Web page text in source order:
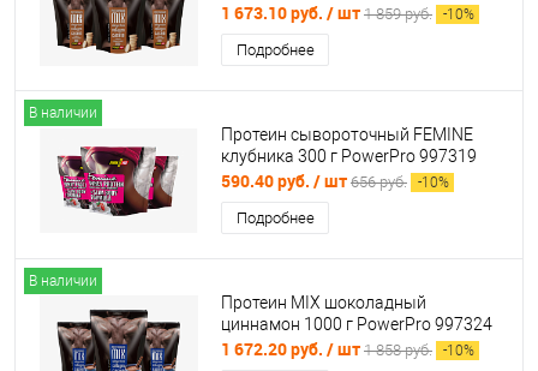
1 673.10 руб. / шт 1 859 руб. -10%
Подробнее
В наличии
Протеин сывороточный FEMINE
клубника 300 г PowerPro 997319
590.40 руб. / шт 656 руб. -10%
Подробнее
В наличии
Протеин MIX шоколадный
циннамон 1000 г PowerPro 997324
1 672.20 руб. / шт 1 858 руб. -10%